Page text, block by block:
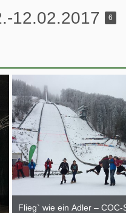
12.02.2017 6
12.02.2017
Flieg` wie ein Adler –